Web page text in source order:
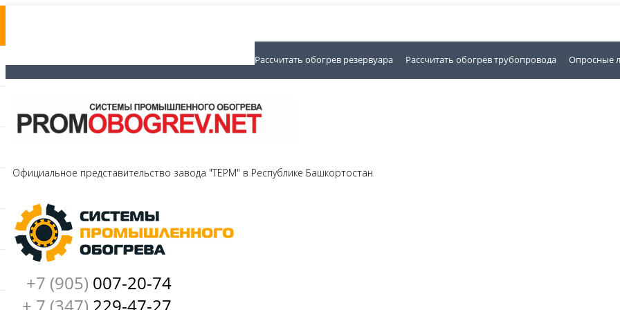
Рассчитать обогрев резервуара Рассчитать обогрев трубопровода Опросные
Официальное представительство завода "ТЕРМ" в Республике Башкортостан
+7 (905) 007-20-74